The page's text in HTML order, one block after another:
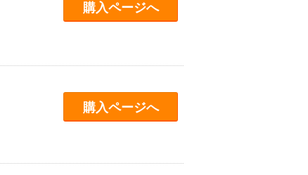
購入ページへ
購入ページへ